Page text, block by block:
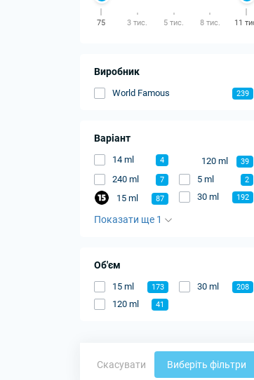
75 3 тис. 5 тис. 8 тис. 11
Виробник
World Famous 239
Варіант
14 ml 4 120 ml 39
240 ml 7 5 ml 2
15 ml 87 30 ml 192
Показати ще 1
Об'єм
15 ml 173 30 ml 208
120 ml 41
Скасувати Виберіть фільтри